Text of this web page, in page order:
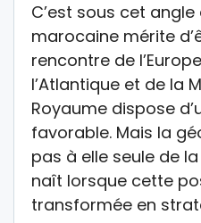
C’est sous cet
marocaine mérite
rencontre de
l’Atlantique et de la
Royaume dispose
favorable. Mais la
pas à elle seule de
naît lorsque cette
transformée en